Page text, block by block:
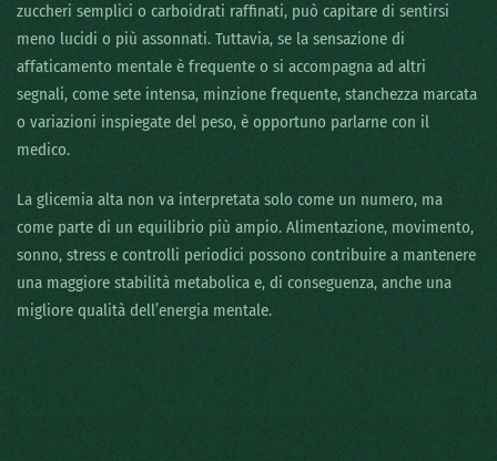
zuccheri semplici o carboidrati raffinati, può capitare di sentirsi
meno lucidi o più assonnati. Tuttavia, se la sensazione di
affaticamento mentale è frequente o si accompagna ad altri
segnali, come sete intensa, minzione frequente, stanchezza marcata
o variazioni inspiegate del peso, è opportuno parlarne con il
medico.
La glicemia alta non va interpretata solo come un numero, ma
come parte di un equilibrio più ampio. Alimentazione, movimento,
sonno, stress e controlli periodici possono contribuire a mantenere
una maggiore stabilità metabolica e, di conseguenza, anche una
migliore qualità dell’energia mentale.